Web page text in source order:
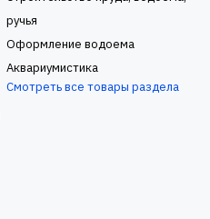
ручья
Оформление водоема
Аквариумистика
Смотреть все товары раздела